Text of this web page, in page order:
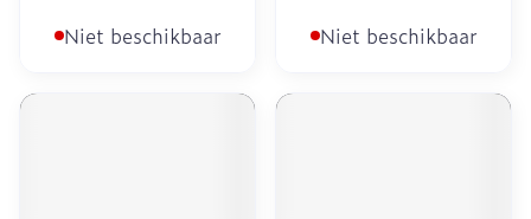
Niet beschikbaar Niet beschikbaar